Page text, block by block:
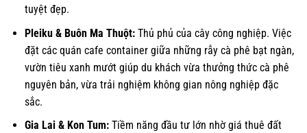
tuyệt đẹp.
Pleiku & Buôn Ma Thuột:Thủ phủ của cây công nghiệp. Việc
đặt các quán cafe container giữa những rẫy cà phê bạt ngàn,
vườn tiêu xanh mướt giúp du khách vừa thưởng thức cà phê
nguyên bản, vừa trải nghiệm không gian nông nghiệp đặc
sắc.
Gia Lai & Kon Tum:Tiềm năng đầu tư lớn nhờ giá thuê đất